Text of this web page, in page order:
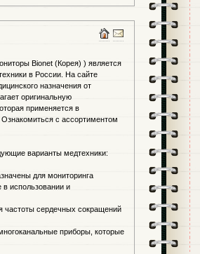
Bionet (Корея) ) является
в России. На сайте
назначения от
оригинальную
применяется в
с ассортиментом
варианты медтехники:
для мониторинга
в использовании и
частоты сердечных сокращений
приборы, которые